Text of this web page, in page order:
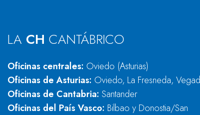
LA CH CANTÁBRICO
Oficinas centrales: Oviedo (Asturias)
Oficinas de Asturias: Oviedo, La Fresneda,
Oficinas de Cantabria: Santander
Oficinas del País Vasco: Bilbao y Donostia/San